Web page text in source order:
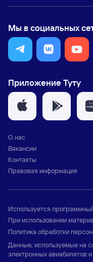
Мы в социальных
Приложение Туту
О нас
Вакансии
Контакты
Правовая информация
Используется
При использовании
Политика обработки
Данные, используемые на
электронных авиабилетов